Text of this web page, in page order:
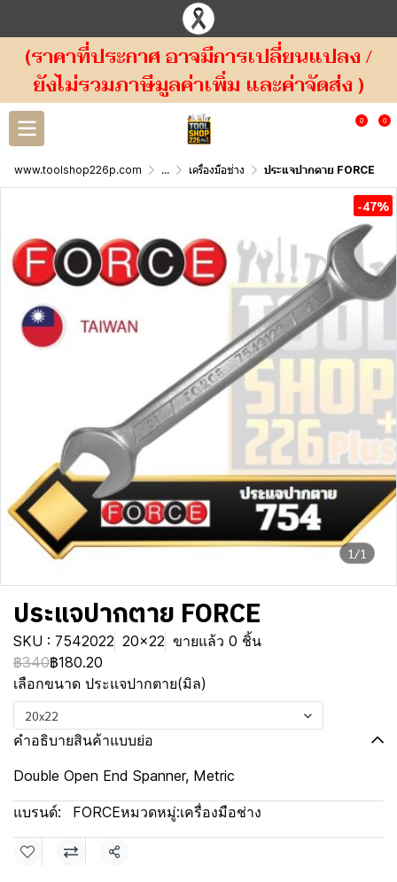
(ราคาที่ประกาศ อาจมีการเปลี่ยนแปลง /
ยังไม่รวมภาษีมูลค่าเพิ่ม และค่าจัดส่ง )
0 0
www.toolshop226p.com ... เครื่องมือช่าง ประแจปากตาย FORCE
1/1
-47%
ประแจปากตาย FORCE
SKU : 7542022 20x22 ขายแล้ว 0 ชิ้น
฿340฿180.20
เลือกขนาด ประแจปากตาย(มิล)
20x22
คำอธิบายสินค้าแบบย่อ
Double Open End Spanner, Metric
แบรนด์: FORCEหมวดหมู่:เครื่องมือช่าง
แชร์